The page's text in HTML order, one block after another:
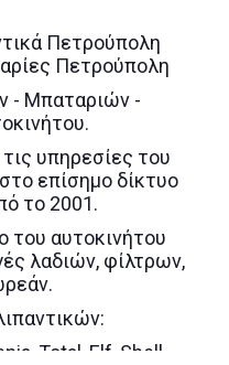
Πετρούπολη
Πετρούπολη
- Μπαταριών -
υπηρεσίες του
επίσημο δίκτυο
το 2001.
του αυτοκινήτου
λαδιών, φίλτρων,
Total, Elf, Shell,